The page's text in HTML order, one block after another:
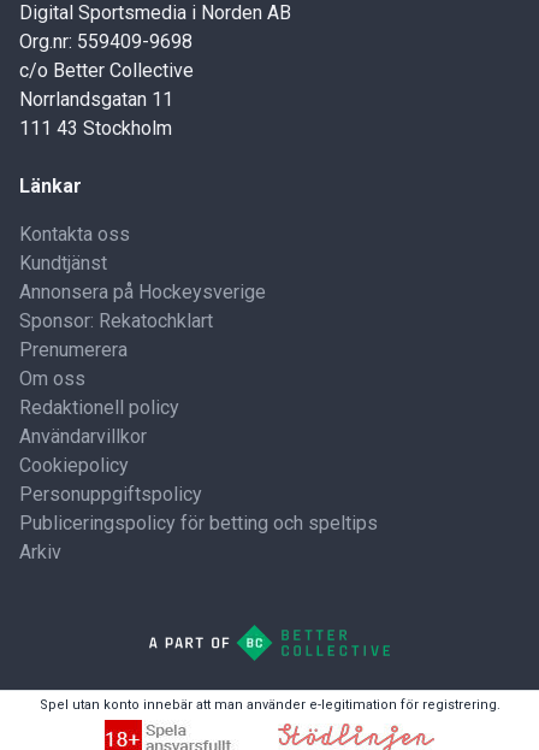
Digital Sportsmedia i Norden AB
Org.nr: 559409-9698
c/o Better Collective
Norrlandsgatan 11
111 43 Stockholm
Länkar
Kontakta oss
Kundtjänst
Annonsera på Hockeysverige
Sponsor: Rekatochklart
Prenumerera
Om oss
Redaktionell policy
Användarvillkor
Cookiepolicy
Personuppgiftspolicy
Publiceringspolicy för betting och speltips
Arkiv
Spel utan konto innebär att man använder e-legitimation för registrering.